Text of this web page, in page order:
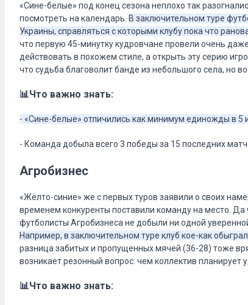
«Сине-белые» под конец сезона неплохо так
посмотреть на календарь. В заключительном туре
Украины, справляться с которыми клубу пока что
что первую 45-минутку кудровчане провели очень
действовать в похожем стиле, а открыть эту серию
что судьба благоволит банде из небольшого села, но
📊Что важно знать:
- «Сине-белые» отличились как минимум единожды в 5
- Команда добыла всего 3 победы за 15 последних
Агробизнес
«Жёлто-синие» же с первых туров заявили о своих
временем конкуренты поставили команду на место.
футболисты Агробизнеса не добыли ни одной
Например, в заключительном туре клуб кое-как обыграл
разница забитых и пропущенных мячей (36-28) тоже
возникает резонный вопрос: чем коллектив планирует
📊Что важно знать: